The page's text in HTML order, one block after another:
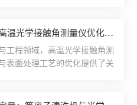
按需添加少量专用润滑油，确
卡顿，防止导轨磨损影响定位
与运行规范...
不开一台关键设备——接触角测
阿卜杜拉国王石油与矿业大学
出一种仿生多层Janus膜，解决
如何通过高温光学接触角测量仪优化涂层与表面处理？
工程领域，高温光学接触角测
表面处理工艺的优化提供了关
用机制，为提升表面处理效果